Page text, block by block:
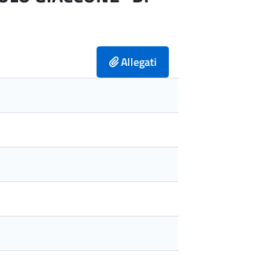
Allegati